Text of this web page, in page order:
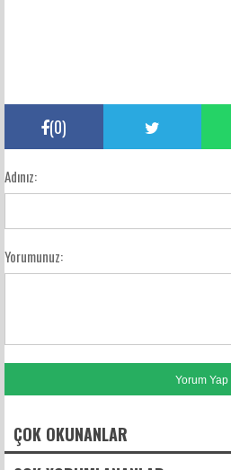
(0)
Adınız:
Yorumunuz:
ÇOK OKUNANLAR